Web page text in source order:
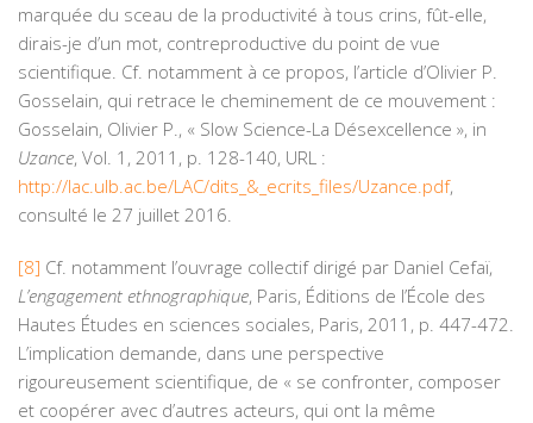
marquée du sceau de la productivité à tous crins, fût-elle,
dirais-je d’un mot, contreproductive du point de vue
scientifique. Cf. notamment à ce propos, l’article d’Olivier P.
Gosselain, qui retrace le cheminement de ce mouvement :
Gosselain, Olivier P., « Slow Science-La Désexcellence », in
Uzance, Vol. 1, 2011, p. 128-140, URL :
http://lac.ulb.ac.be/LAC/dits_&_ecrits_files/Uzance.pdf,
consulté le 27 juillet 2016.
[8] Cf. notamment l’ouvrage collectif dirigé par Daniel Cefaï,
L’engagement ethnographique, Paris, Éditions de l’École des
Hautes Études en sciences sociales, Paris, 2011, p. 447-472.
L’implication demande, dans une perspective
rigoureusement scientifique, de « se confronter, composer
et coopérer avec d’autres acteurs, qui ont la même